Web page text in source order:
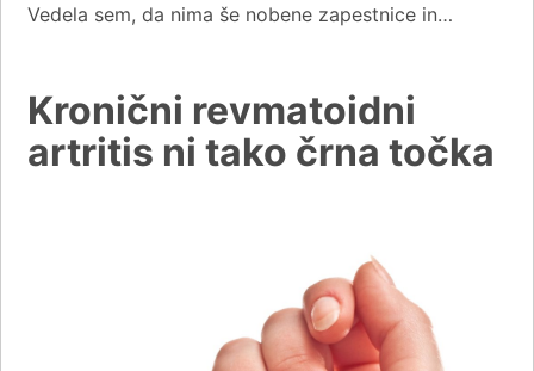
Vedela sem, da nima še nobene zapestnice in…
Kronični revmatoidni
artritis ni tako črna točka